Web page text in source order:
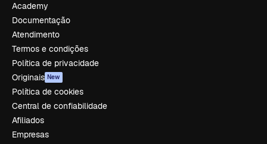
Academy
Documentação
Atendimento
Termos e condições
Política de privacidade
Originais New
Política de cookies
Central de confiabilidade
Afiliados
Empresas